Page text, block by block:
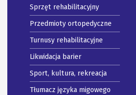
Sprzęt rehabilitacyjny
Przedmioty ortopedyczne
Turnusy rehabilitacyjne
Likwidacja barier
Sport, kultura, rekreacja
Tłumacz języka migowego